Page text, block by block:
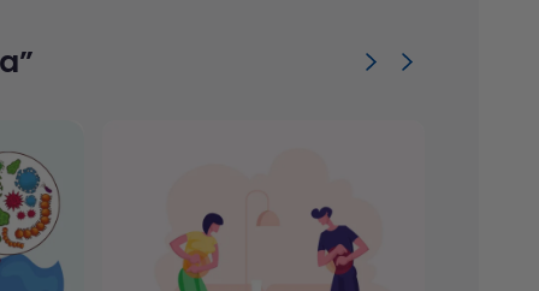
cate o portiune de marimea unei
materii fecale este de aproximativ 2 g din